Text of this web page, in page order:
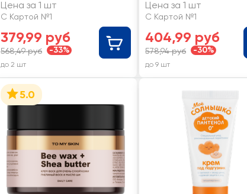
восстанавливающий,
для очень сухой кожи
Цена за 1 шт
С Картой №1
379,99 руб
568,49 руб -33%
до 2 шт
и экстрактом хлопка
0+
Цена за 1 шт
С Картой №1
404,99 руб
578,94 руб -30%
до 9 шт
5.0